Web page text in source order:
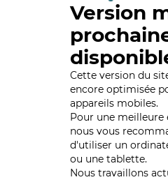
Version
Cette version du
encore optimisée
appareils mobiles.
Pour une meilleure
nous vous
d'utiliser un
ou une tablette.
Nous travaillons